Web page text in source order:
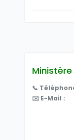
📞
✉️ E-Mail :